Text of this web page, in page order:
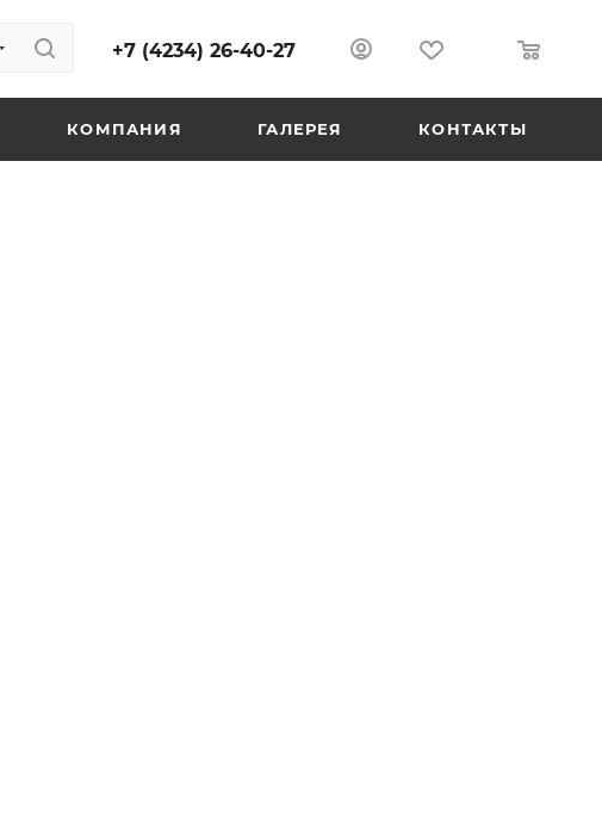
+7 (4234) 26-40-27
КОМПАНИЯ ГАЛЕРЕЯ КОНТАКТЫ